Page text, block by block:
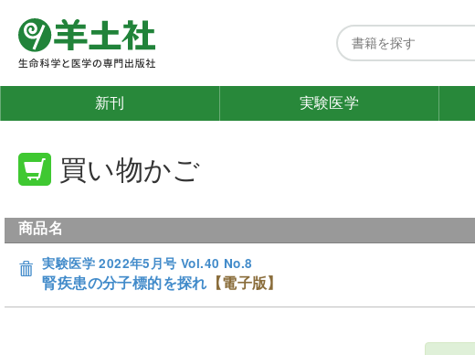
新刊 実験医学
買い物かご
商品名
実験医学 2022年5月号 Vol.40 No.8
腎疾患の分子標的を探れ 【電子版】